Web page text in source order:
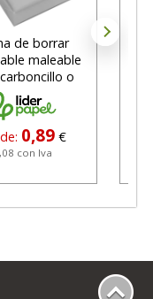
de borrar
maleable
o
grafito
0,89 €
con Iva